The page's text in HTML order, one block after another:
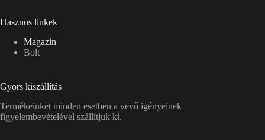
Hasznos linkek
Magazin
Bolt
Gyors kiszállítás
Termékeinket minden esetben a vevő igényeinek
figyelembevételével szállítjuk ki.